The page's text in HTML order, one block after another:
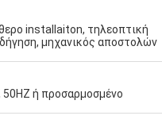
installaiton, τηλεοπτική
μηχανικός αποστολών
50HZ ή προσαρμοσμένο